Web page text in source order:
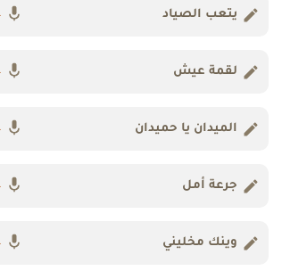
يتعب الصياد
لقمة عيش
الميدان يا حميدان
جرعة أمل
وينك مخليني